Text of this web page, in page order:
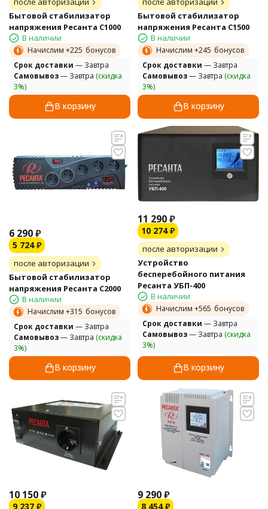
Бытовой стабилизатор
напряжения Ресанта С1000
В наличии
Начислим +225 бонусов
Cрок доставки — Завтра
Самовывоз— Завтра (скидка
3%)
В корзину
Бытовой стабилизатор
напряжения Ресанта С1500
В наличии
Начислим +245 бонусов
Cрок доставки — Завтра
Самовывоз— Завтра (скидка
3%)
В корзину
6 290₽
5 724 ₽
после авторизации
Бытовой стабилизатор
напряжения Ресанта С2000
В наличии
Начислим +315 бонусов
Cрок доставки — Завтра
Самовывоз— Завтра (скидка
3%)
В корзину
11 290₽
10 274 ₽
после авторизации
Устройство
бесперебойного питания
Ресанта УБП-400
В наличии
Начислим +565 бонусов
Cрок доставки — Завтра
Самовывоз— Завтра (скидка
3%)
В корзину
10 150₽
9 237 ₽
9 290₽
8 454 ₽